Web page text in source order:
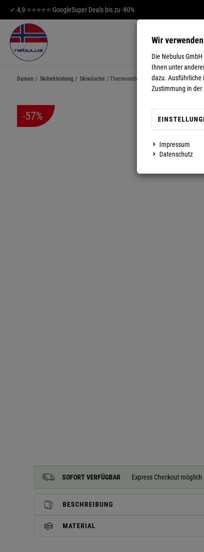
✓ 4,9 ⭐⭐⭐⭐⭐ GoogleSuper Deals bis zu -80%
HERREN
Damen / Skibekleidung / Skiwäsche /Thermounterwäsche Set THERMY
-57%
MEHR ANZEIGEN
SOFORT VERFÜGBAR Express Checkout möglich
BESCHREIBUNG
MATERIAL
Wir
Die Nebulus
Ihnen unter
dazu. Ausführliche
Zustimmung in der
Impressum
Datenschutz